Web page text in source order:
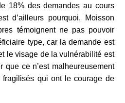
18% des demandes au cours
d’ailleurs pourquoi, Moisson
témoignent ne pas pouvoir
type, car la demande est
le visage de la vulnérabilité est
que ce n’est malheureusement
fragilisés qui ont le courage de